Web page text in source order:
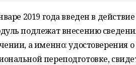
2019 года введен в
подлежат внесению
а именно: удостоверения
переподготовке,